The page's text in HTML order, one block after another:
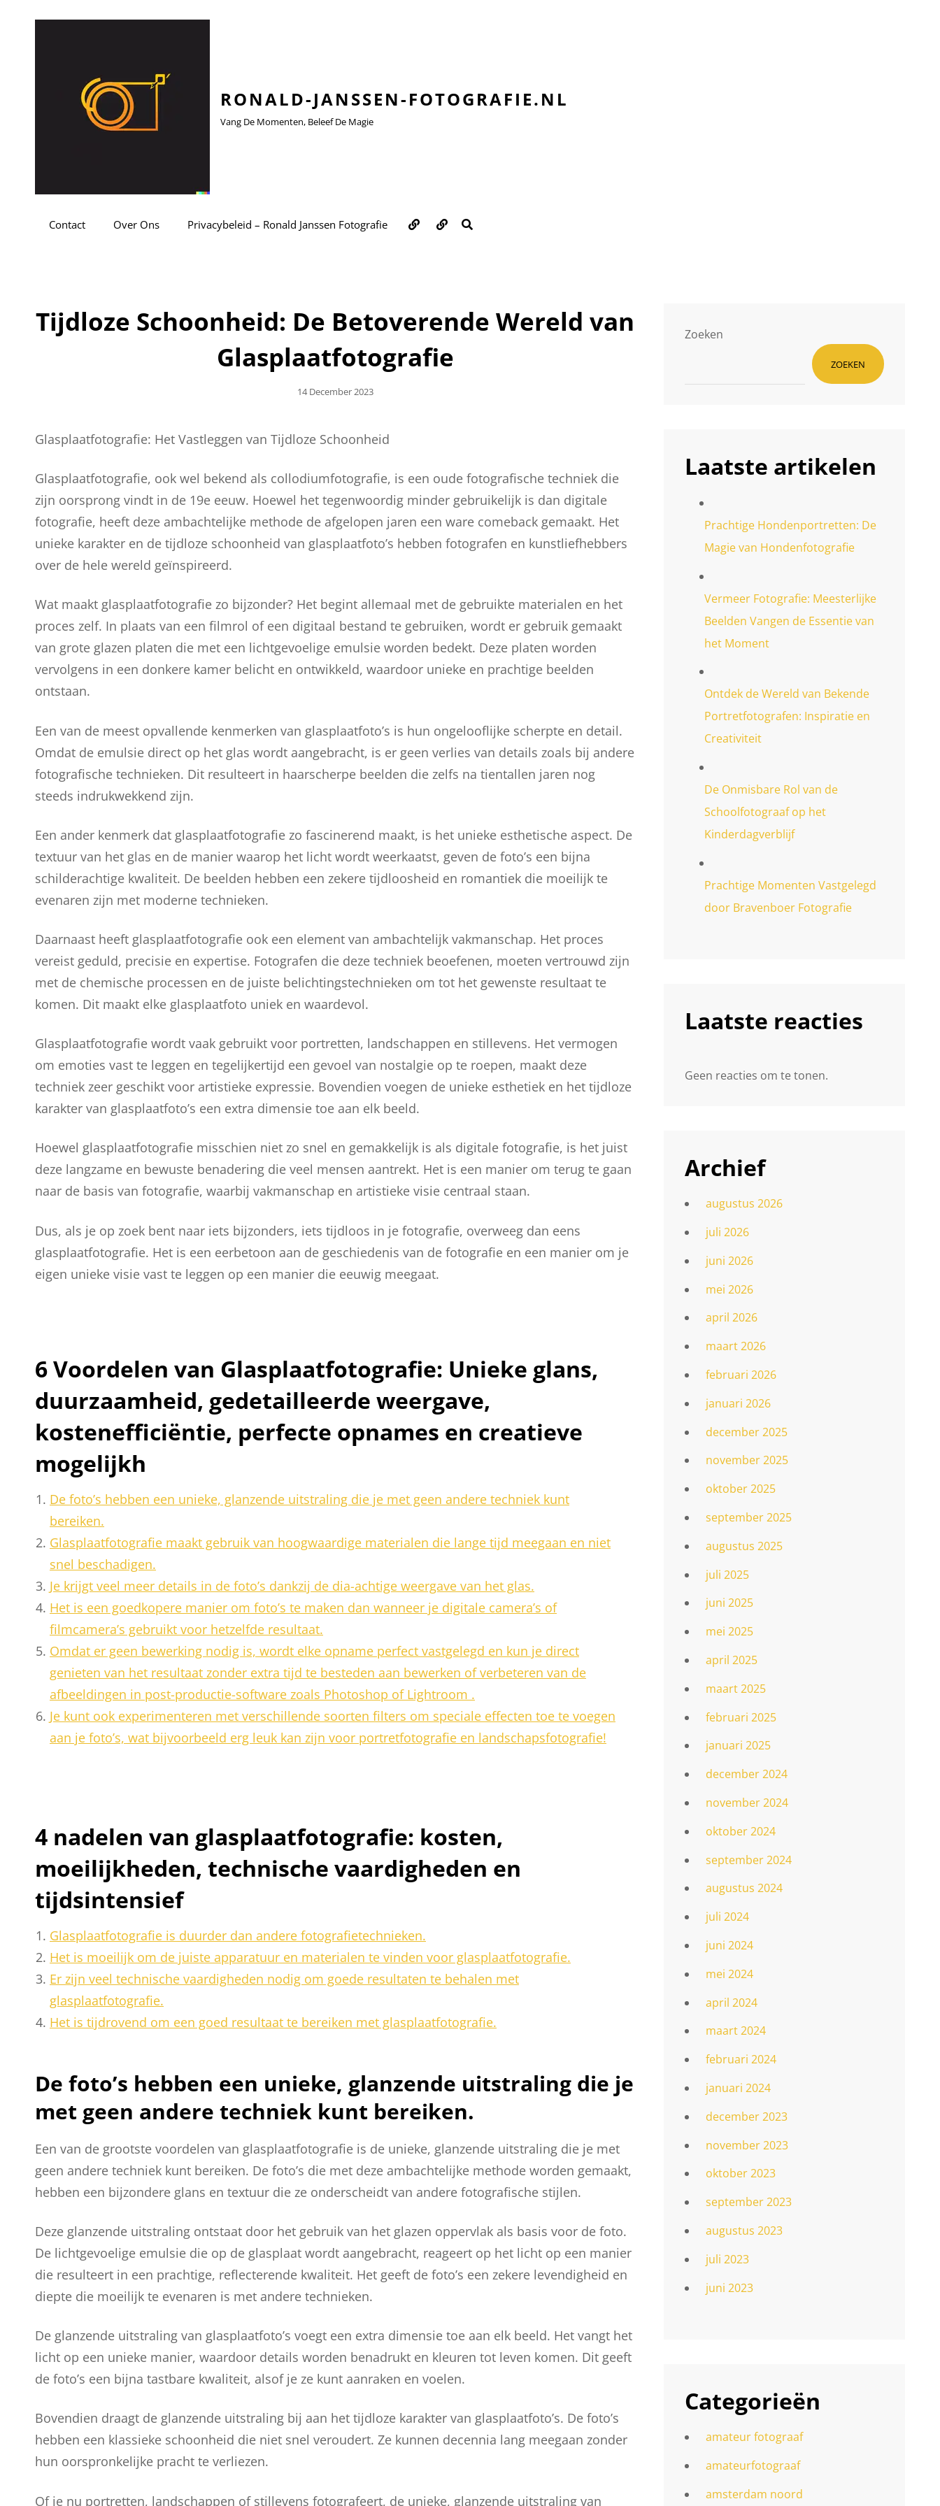
RONALD-JANSSEN-FOTOGRAFIE.NL
Vang De Momenten, Beleef De Magie
Contact Over Ons Privacybeleid – Ronald Janssen Fotografie Over
ons
Contact
Tijdloze Schoonheid: De Betoverende Wereld van
Glasplaatfotografie
Geplaatst
14 December 2023
Glasplaatfotografie: Het Vastleggen van Tijdloze Schoonheid
Glasplaatfotografie, ook wel bekend als collodiumfotografie, is een oude fotografische techniek die
zijn oorsprong vindt in de 19e eeuw. Hoewel het tegenwoordig minder gebruikelijk is dan digitale
fotografie, heeft deze ambachtelijke methode de afgelopen jaren een ware comeback gemaakt. Het
unieke karakter en de tijdloze schoonheid van glasplaatfoto’s hebben fotografen en kunstliefhebbers
over de hele wereld geïnspireerd.
Wat maakt glasplaatfotografie zo bijzonder? Het begint allemaal met de gebruikte materialen en het
proces zelf. In plaats van een filmrol of een digitaal bestand te gebruiken, wordt er gebruik gemaakt
van grote glazen platen die met een lichtgevoelige emulsie worden bedekt. Deze platen worden
vervolgens in een donkere kamer belicht en ontwikkeld, waardoor unieke en prachtige beelden
ontstaan.
Een van de meest opvallende kenmerken van glasplaatfoto’s is hun ongelooflijke scherpte en detail.
Omdat de emulsie direct op het glas wordt aangebracht, is er geen verlies van details zoals bij andere
fotografische technieken. Dit resulteert in haarscherpe beelden die zelfs na tientallen jaren nog
steeds indrukwekkend zijn.
Een ander kenmerk dat glasplaatfotografie zo fascinerend maakt, is het unieke esthetische aspect. De
textuur van het glas en de manier waarop het licht wordt weerkaatst, geven de foto’s een bijna
schilderachtige kwaliteit. De beelden hebben een zekere tijdloosheid en romantiek die moeilijk te
evenaren zijn met moderne technieken.
Daarnaast heeft glasplaatfotografie ook een element van ambachtelijk vakmanschap. Het proces
vereist geduld, precisie en expertise. Fotografen die deze techniek beoefenen, moeten vertrouwd zijn
met de chemische processen en de juiste belichtingstechnieken om tot het gewenste resultaat te
komen. Dit maakt elke glasplaatfoto uniek en waardevol.
Glasplaatfotografie wordt vaak gebruikt voor portretten, landschappen en stillevens. Het vermogen
om emoties vast te leggen en tegelijkertijd een gevoel van nostalgie op te roepen, maakt deze
techniek zeer geschikt voor artistieke expressie. Bovendien voegen de unieke esthetiek en het tijdloze
karakter van glasplaatfoto’s een extra dimensie toe aan elk beeld.
Hoewel glasplaatfotografie misschien niet zo snel en gemakkelijk is als digitale fotografie, is het juist
deze langzame en bewuste benadering die veel mensen aantrekt. Het is een manier om terug te gaan
naar de basis van fotografie, waarbij vakmanschap en artistieke visie centraal staan.
Dus, als je op zoek bent naar iets bijzonders, iets tijdloos in je fotografie, overweeg dan eens
glasplaatfotografie. Het is een eerbetoon aan de geschiedenis van de fotografie en een manier om je
eigen unieke visie vast te leggen op een manier die eeuwig meegaat.
6 Voordelen van Glasplaatfotografie: Unieke glans,
duurzaamheid, gedetailleerde weergave,
kostenefficiëntie, perfecte opnames en creatieve
mogelijkh
De foto’s hebben een unieke, glanzende uitstraling die je met geen andere techniek kunt
bereiken.
Glasplaatfotografie maakt gebruik van hoogwaardige materialen die lange tijd meegaan en niet
snel beschadigen.
Je krijgt veel meer details in de foto’s dankzij de dia-achtige weergave van het glas.
Het is een goedkopere manier om foto’s te maken dan wanneer je digitale camera’s of
filmcamera’s gebruikt voor hetzelfde resultaat.
Omdat er geen bewerking nodig is, wordt elke opname perfect vastgelegd en kun je direct
genieten van het resultaat zonder extra tijd te besteden aan bewerken of verbeteren van de
afbeeldingen in post-productie-software zoals Photoshop of Lightroom .
Je kunt ook experimenteren met verschillende soorten filters om speciale effecten toe te voegen
aan je foto’s, wat bijvoorbeeld erg leuk kan zijn voor portretfotografie en landschapsfotografie!
4 nadelen van glasplaatfotografie: kosten,
moeilijkheden, technische vaardigheden en
tijdsintensief
Glasplaatfotografie is duurder dan andere fotografietechnieken.
Het is moeilijk om de juiste apparatuur en materialen te vinden voor glasplaatfotografie.
Er zijn veel technische vaardigheden nodig om goede resultaten te behalen met
glasplaatfotografie.
Het is tijdrovend om een goed resultaat te bereiken met glasplaatfotografie.
De foto’s hebben een unieke, glanzende uitstraling die je
met geen andere techniek kunt bereiken.
Een van de grootste voordelen van glasplaatfotografie is de unieke, glanzende uitstraling die je met
geen andere techniek kunt bereiken. De foto’s die met deze ambachtelijke methode worden gemaakt,
hebben een bijzondere glans en textuur die ze onderscheidt van andere fotografische stijlen.
Deze glanzende uitstraling ontstaat door het gebruik van het glazen oppervlak als basis voor de foto.
De lichtgevoelige emulsie die op de glasplaat wordt aangebracht, reageert op het licht op een manier
die resulteert in een prachtige, reflecterende kwaliteit. Het geeft de foto’s een zekere levendigheid en
diepte die moeilijk te evenaren is met andere technieken.
De glanzende uitstraling van glasplaatfoto’s voegt een extra dimensie toe aan elk beeld. Het vangt het
licht op een unieke manier, waardoor details worden benadrukt en kleuren tot leven komen. Dit geeft
de foto’s een bijna tastbare kwaliteit, alsof je ze kunt aanraken en voelen.
Bovendien draagt de glanzende uitstraling bij aan het tijdloze karakter van glasplaatfoto’s. De foto’s
hebben een klassieke schoonheid die niet snel veroudert. Ze kunnen decennia lang meegaan zonder
hun oorspronkelijke pracht te verliezen.
Of je nu portretten, landschappen of stillevens fotografeert, de unieke, glanzende uitstraling van
Zoeken
ZOEKEN
Laatste artikelen
Prachtige Hondenportretten: De
Magie van Hondenfotografie
Vermeer Fotografie: Meesterlijke
Beelden Vangen de Essentie van
het Moment
Ontdek de Wereld van Bekende
Portretfotografen: Inspiratie en
Creativiteit
De Onmisbare Rol van de
Schoolfotograaf op het
Kinderdagverblijf
Prachtige Momenten Vastgelegd
door Bravenboer Fotografie
Laatste reacties
Geen reacties om te tonen.
Archief
augustus 2026
juli 2026
juni 2026
mei 2026
april 2026
maart 2026
februari 2026
januari 2026
december 2025
november 2025
oktober 2025
september 2025
augustus 2025
juli 2025
juni 2025
mei 2025
april 2025
maart 2025
februari 2025
januari 2025
december 2024
november 2024
oktober 2024
september 2024
augustus 2024
juli 2024
juni 2024
mei 2024
april 2024
maart 2024
februari 2024
januari 2024
december 2023
november 2023
oktober 2023
september 2023
augustus 2023
juli 2023
juni 2023
Categorieën
amateur fotograaf
amateurfotograaf
amsterdam noord